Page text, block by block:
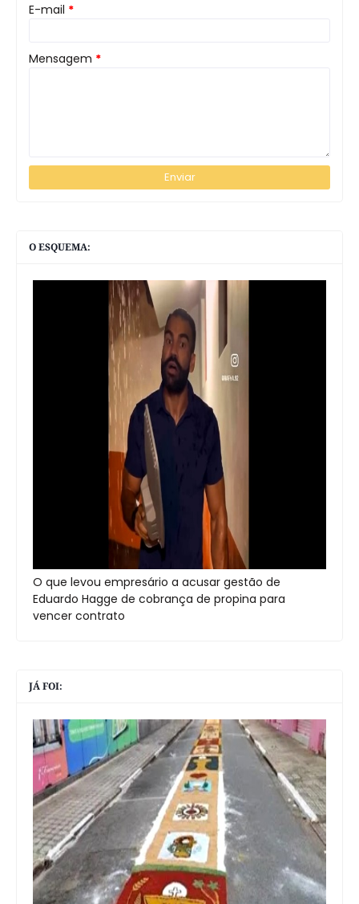
E-mail *
Mensagem *
O ESQUEMA:
O que levou empresário a acusar gestão de
Eduardo Hagge de cobrança de propina para
vencer contrato
JÁ FOI: